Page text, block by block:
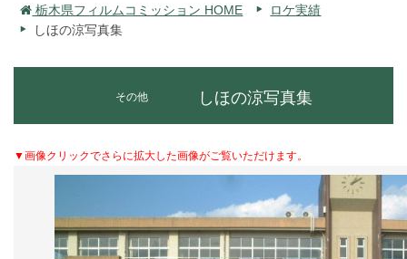
栃木県フィルムコミッション HOME
ロケ実績
しほの涼写真集
その他 しほの涼写真集
▼画像クリックでさらに拡大した画像がご覧いただけます。